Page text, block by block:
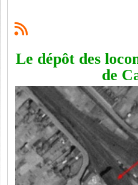
Le dépôt des
de